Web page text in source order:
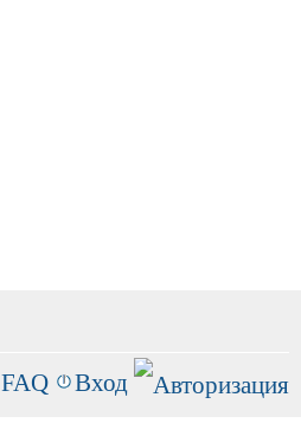
FAQ Вход